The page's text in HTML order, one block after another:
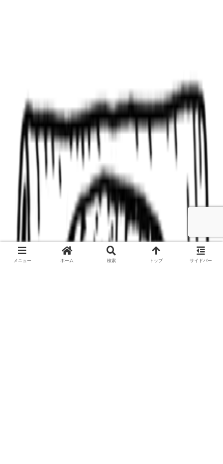
メニュー ホーム 検索 トップ サイドバー